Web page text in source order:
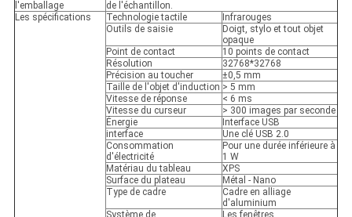
l'emballage
de l'échantillon.
Les spécifications
Technologie tactile
Infrarouges
Outils de saisie
Doigt, stylo et tout objet
opaque
Point de contact
10 points de contact
Résolution
32768*32768
Précision au toucher
±0,5 mm
Taille de l'objet d'induction > 5 mm
Vitesse de réponse
< 6 ms
Vitesse du curseur
> 300 images par seconde
Énergie
Interface USB
interface
Une clé USB 2.0
Consommation
d'électricité
Pour une durée inférieure à
1 W
Matériau du tableau
XPS
Surface du plateau
Métal - Nano
Type de cadre
Cadre en alliage
d'aluminium